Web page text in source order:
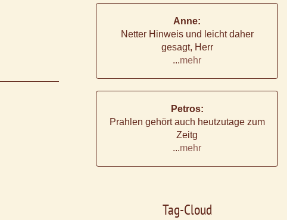
Anne:
Netter Hinweis und leicht daher
gesagt, Herr
...mehr
Petros:
Prahlen gehört auch heutzutage zum
Zeitg
...mehr
Tag-Cloud